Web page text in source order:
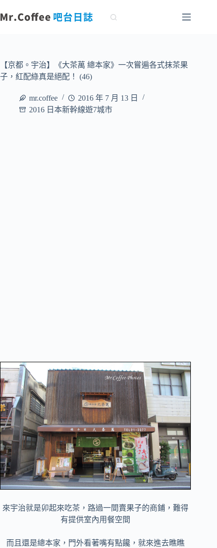
至
容【京都。宇治】《大茶萬 總本家》一次嘗遍各式抹茶果
子，紅配綠真是絕配！ (46)
mr.coffee
2016 年 7 月 13 日
2016 日本新幹線遊7城市
來宇治就是卯起來吃茶，路過一間賣果子的商鋪，難得
有提供室內用餐空間
而且還是總本家，門外看著嘴有點饞，就來進去瞧瞧